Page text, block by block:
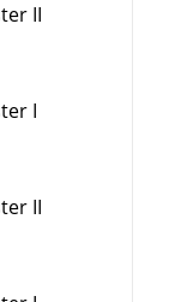
II
I
II